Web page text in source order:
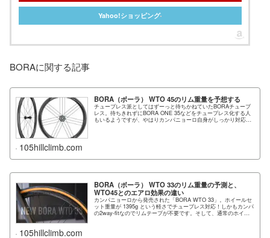
Yahoo!ショッピング
BORAに関する記事
BORA（ボーラ） WTO 45のリム重量を予想する
チューブレス派としてはずーっと待ちかねていたBORAチューブ
レス。待ちきれずにBORA ONE 35などをチューブレス化する人
もいるようですが、やはりカンパニョーロ自身がしっかり対応し
105hillclimb.com
BORA（ボーラ） WTO 33のリム重量の予測と、
WTO45とのエアロ効果の違い
カンパニョーロから発売された「BORA WTO 33」。ホイールセ
ット重量が 1395g という軽さでチューブレス対応！しかもカンパ
の2way-fitなのでリムテープが不要です。そして、通常のホイー
105hillclimb.com